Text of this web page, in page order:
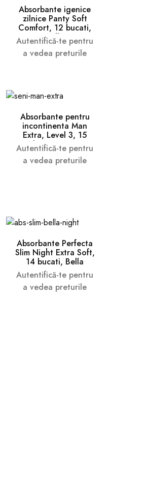
Absorbante igenice
zilnice Panty Soft
Comfort, 12 bucati,
Bella
Autentifică-te pentru
a vedea preturile
Absorbante pentru
incontinenta Man
Extra, Level 3, 15
bucati, Seni
Autentifică-te pentru
a vedea preturile
Absorbante Perfecta
Slim Night Extra Soft,
14 bucati, Bella
Autentifică-te pentru
a vedea preturile